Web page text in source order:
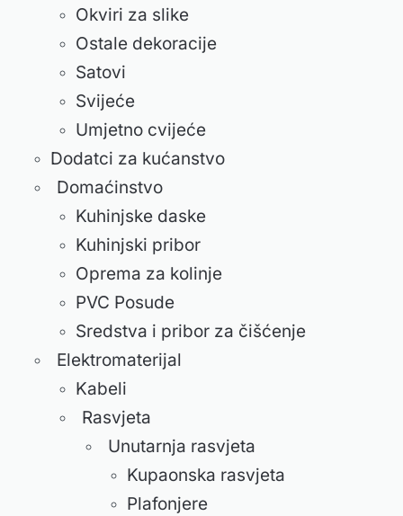
Okviri za slike
Ostale dekoracije
Satovi
Svijeće
Umjetno cvijeće
Dodatci za kućanstvo
Domaćinstvo
Kuhinjske daske
Kuhinjski pribor
Oprema za kolinje
PVC Posude
Sredstva i pribor za čišćenje
Elektromaterijal
Kabeli
Rasvjeta
Unutarnja rasvjeta
Kupaonska rasvjeta
Plafonjere